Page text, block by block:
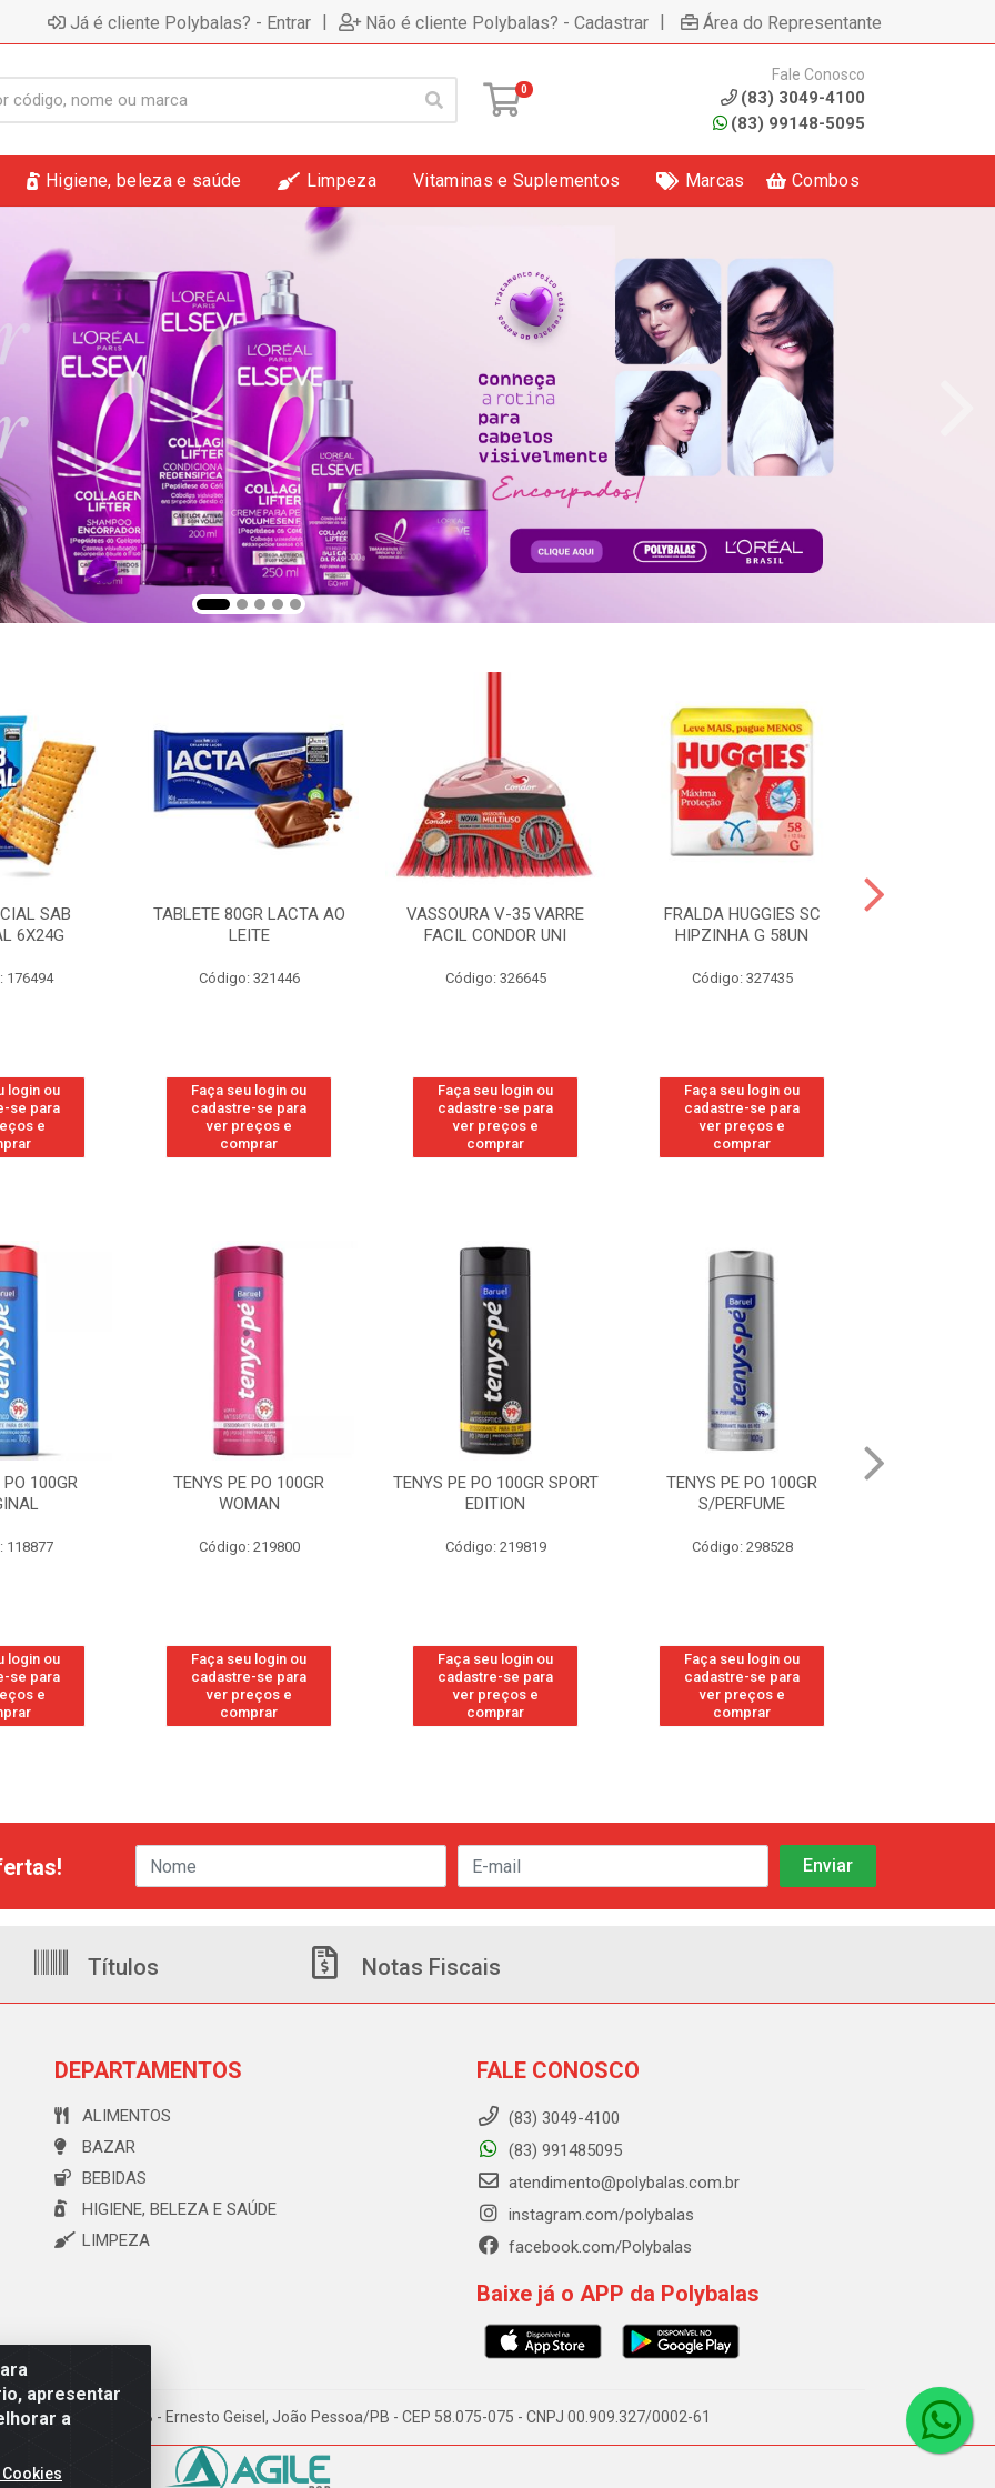
Já é cliente Polybalas? - Entrar | Não é cliente Polybalas? - Cadastrar | Área do Representante
0
Fale Conosco
(83) 3049-4100
(83) 99148-5095
Higiene, beleza e saúde Limpeza Vitaminas e Suplementos Marcas Combos
SAB
6X24G
176494
login ou
se para
e
TABLETE 80GR LACTA AO
LEITE
Código: 321446
Faça seu login ou
cadastre-se para
ver preços e
comprar
VASSOURA V-35 VARRE
FACIL CONDOR UNI
Código: 326645
Faça seu login ou
cadastre-se para
ver preços e
comprar
FRALDA HUGGIES SC
HIPZINHA G 58UN
Código: 327435
Faça seu login ou
cadastre-se para
ver preços e
comprar
100GR
118877
login ou
se para
e
TENYS PE PO 100GR
WOMAN
Código: 219800
Faça seu login ou
cadastre-se para
ver preços e
comprar
TENYS PE PO 100GR SPORT
EDITION
Código: 219819
Faça seu login ou
cadastre-se para
ver preços e
comprar
TENYS PE PO 100GR
S/PERFUME
Código: 298528
Faça seu login ou
cadastre-se para
ver preços e
comprar
apresentar
a
Títulos Notas Fiscais
DEPARTAMENTOS
ALIMENTOS
BAZAR
BEBIDAS
HIGIENE, BELEZA E SAÚDE
LIMPEZA
FALE CONOSCO
(83) 3049-4100
(83) 991485095
atendimento@polybalas.com.br
instagram.com/polybalas
facebook.com/Polybalas
Baixe já o APP da Polybalas
173 Galpão B - Ernesto Geisel, João Pessoa/PB - CEP 58.075-075 - CNPJ 00.909.327/0002-61